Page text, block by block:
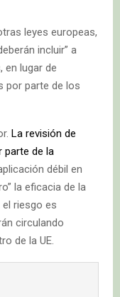
leyes europeas,
incluir” a
en lugar de
por parte de los
La revisión de
parte de la
débil en
la eficacia de la
riesgo es
circulando
de la UE.